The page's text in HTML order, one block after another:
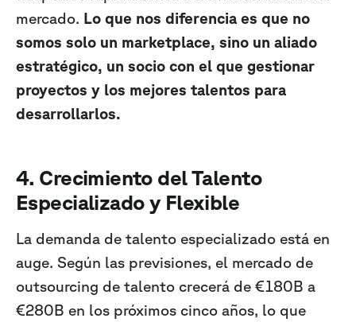
mercado. Lo que nos diferencia es que no
somos solo un marketplace, sino un aliado
estratégico, un socio con el que gestionar
proyectos y los mejores talentos para
desarrollarlos.
4. Crecimiento del Talento
Especializado y Flexible
La demanda de talento especializado está en
auge. Según las previsiones, el mercado de
outsourcing de talento crecerá de €180B a
€280B en los próximos cinco años, lo que